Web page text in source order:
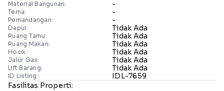
Material Bangunan: -
Tema: -
Pemandangan: -
Dapur: Tidak Ada
Ruang Tamu: Tidak Ada
Ruang Makan: Tidak Ada
Hook: Tidak Ada
Jalur Gas: Tidak Ada
Lift Barang: Tidak Ada
ID Listing:
IDL-7659
Fasilitas Properti: